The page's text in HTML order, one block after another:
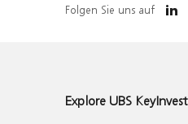
Folgen Sie uns auf
Explore UBS KeyInvest